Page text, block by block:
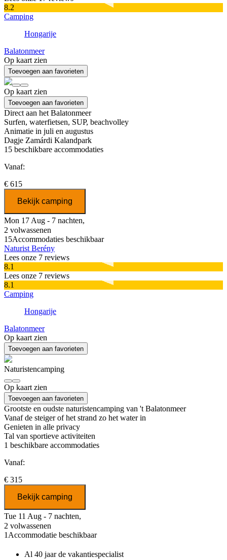
8.2
Camping
Hongarije
Balatonmeer
Op kaart zien
Toevoegen aan favorieten
Op kaart zien
Toevoegen aan favorieten
Direct aan het Balatonmeer
Surfen, waterfietsen, SUP, beachvolley
Animatie in juli en augustus
Dagje Zamárdi Kalandpark
15 beschikbare accommodaties
Vanaf:
€ 615
Bekijk camping
Mon 17 Aug - 7 nachten,
2 volwassenen
15Accommodaties beschikbaar
Naturist Berény
Lees onze 7 reviews
8.1
Lees onze 7 reviews
8.1
Camping
Hongarije
Balatonmeer
Op kaart zien
Toevoegen aan favorieten
Naturistencamping
Op kaart zien
Toevoegen aan favorieten
Grootste en oudste naturistencamping van 't Balatonmeer
Vanaf de steiger of het strand zo het water in
Genieten in alle privacy
Tal van sportieve activiteiten
1 beschikbare accommodaties
Vanaf:
€ 315
Bekijk camping
Tue 11 Aug - 7 nachten,
2 volwassenen
1Accommodatie beschikbaar
Al 40 jaarde vakantiespecialist